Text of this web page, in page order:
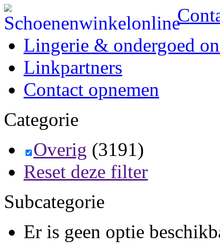
Lingerie & ondergoed
Linkpartners
Contact opnemen
Categorie
Overig (3191)
Reset deze filter
Subcategorie
Er is geen optie